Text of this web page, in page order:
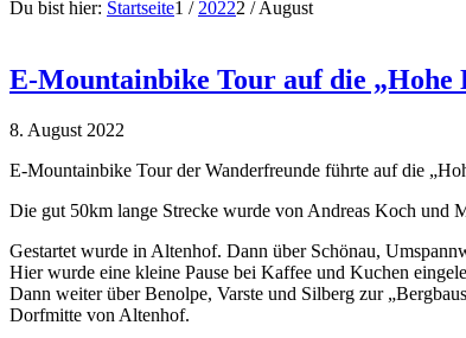
Du bist hier: Startseite1 / 20222 / August
E-Mountainbike Tour auf die „Hohe
8. August 2022
E-Mountainbike Tour der Wanderfreunde führte auf die
Die gut 50km lange Strecke wurde von Andreas Koch und
Gestartet wurde in Altenhof. Dann über Schönau,
Hier wurde eine kleine Pause bei Kaffee und Kuchen
Dann weiter über Benolpe, Varste und Silberg zur
Dorfmitte von Altenhof.